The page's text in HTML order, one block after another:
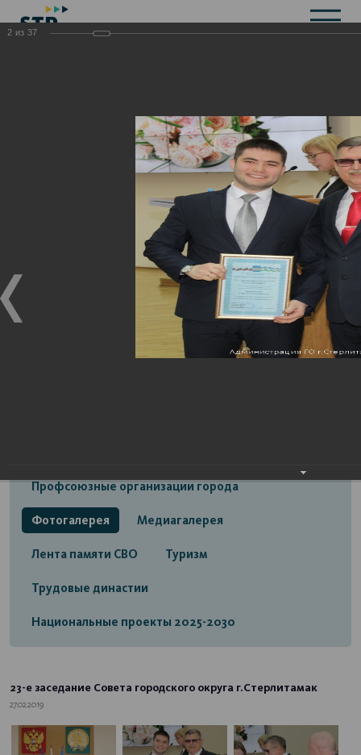
Карта города
Справочная информация
Территориальные органы и представительства
Актуальная информация Открытые данные
Строительство
Жилищно-коммунальное хозяйство
Инвестиционная привлекательность
Профсоюзные организации города
Фотогалерея Медиагалерея
Лента памяти СВО Туризм
Трудовые династии
Национальные проекты 2025-2030
23-е заседание Совета городского округа г.Стерлитамак
27.02.2019
2 из 37